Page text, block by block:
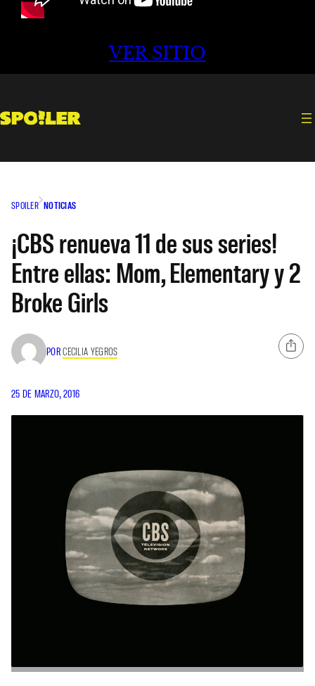
VER SITIO
SPOILER NOTICIAS
¡CBS renueva 11 de sus series!
Entre ellas: Mom, Elementary y 2
Broke Girls
PORCECILIA YEGROS
25 DE MARZO, 2016